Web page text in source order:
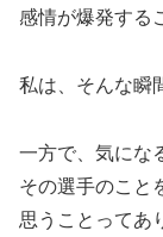
感情が爆発する
私は、そんな瞬
一方で、気にな
その選手のこと
思うことってあ